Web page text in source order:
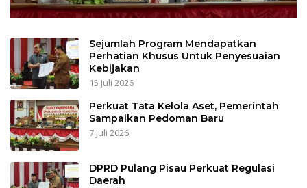
Sejumlah Program Mendapatkan
Perhatian Khusus Untuk Penyesuaian
Kebijakan
15 Juli 2026
Perkuat Tata Kelola Aset, Pemerintah
Sampaikan Pedoman Baru
7 Juli 2026
DPRD Pulang Pisau Perkuat Regulasi
Daerah